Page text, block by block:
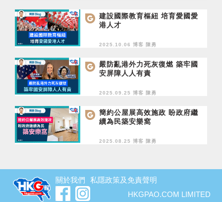
建設國際教育樞紐 培育愛國愛
港人才
2025.10.06 博客 陳勇
嚴防亂港外力死灰復燃 築牢國
安屏障人人有責
2025.09.25 博客 陳勇
簡約公屋展高效施政 盼政府繼
續為民築安樂窩
2025.08.25 博客 陳勇
關於我們
私隱政策及免責聲明
HKGPAO.COM LIMITED